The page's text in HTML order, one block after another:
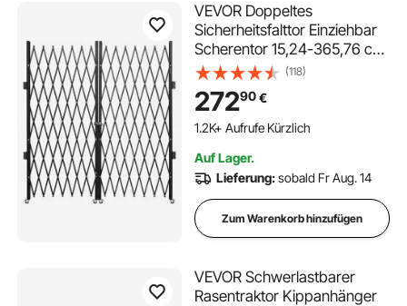
VEVOR Doppeltes
Sicherheitsfalttor Einziehbar
Scherentor 15,24-365,76 cm,
Tragbar Scherentor mit
360°-Rollen
Zusammenklappbar
Außenbereich Kellertür,
Schwarz Doppelfalttür
(118)
27290€
1.2K+ Aufrufe Kürzlich
Auf Lager.
Lieferung:sobald Fr Aug. 14
Zum Warenkorb hinzufügen
VEVOR Schwerlastbarer
Rasentraktor Kippanhänger